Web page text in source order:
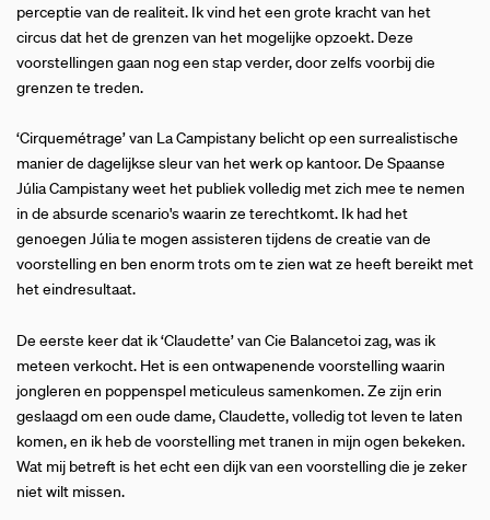
perceptie van de realiteit. Ik vind het een grote kracht van het
circus dat het de grenzen van het mogelijke opzoekt. Deze
voorstellingen gaan nog een stap verder, door zelfs voorbij die
grenzen te treden.
‘Cirquemétrage’van La Campistany belicht op een surrealistische
manier de dagelijkse sleur van het werk op kantoor. De Spaanse
Júlia Campistany weet het publiek volledig met zich mee te nemen
in de absurde scenario's waarin ze terechtkomt. Ik had het
genoegen Júlia te mogen assisteren tijdens de creatie van de
voorstelling en ben enorm trots om te zien wat ze heeft bereikt met
het eindresultaat.
De eerste keer dat ik ‘Claudette’ van Cie Balancetoi zag, was ik
meteen verkocht. Het is een ontwapenende voorstelling waarin
jongleren en poppenspel meticuleus samenkomen. Ze zijn erin
geslaagd om een oude dame, Claudette, volledig tot leven te laten
komen, en ik heb de voorstelling met tranen in mijn ogen bekeken.
Wat mij betreft is het echt een dijk van een voorstelling die je zeker
niet wilt missen.